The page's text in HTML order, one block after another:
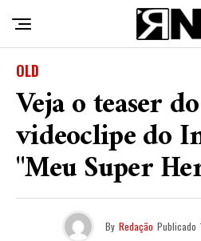
OLD
Veja o teaser
videoclipe do
"Meu Super
By Redação Publicado